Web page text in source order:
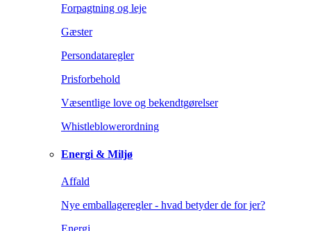
Forpagtning og leje
Gæster
Persondataregler
Prisforbehold
Væsentlige love og bekendtgørelser
Whistleblowerordning
Energi & Miljø
Affald
Nye emballageregler - hvad betyder de for jer?
Energi